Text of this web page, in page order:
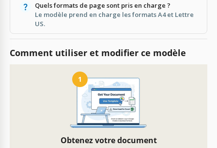
Quels formats de page sont pris en charge ?
Le modèle prend en charge les formats A4 et Lettre
US.
Comment utiliser et modifier ce modèle
1
Obtenez votre document